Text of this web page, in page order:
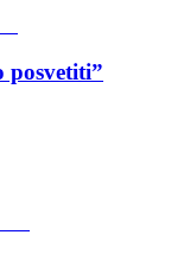
posvetiti”